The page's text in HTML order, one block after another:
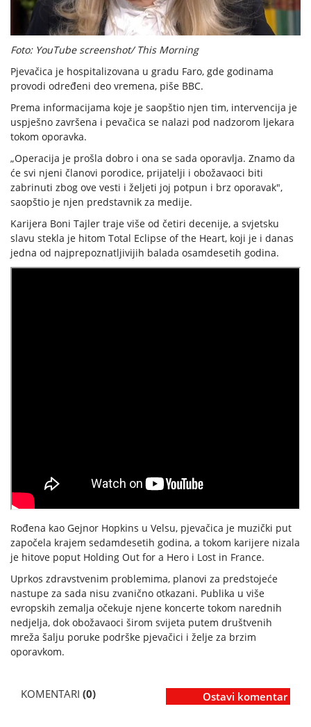
Foto: YouTube screenshot/ This Morning
Pjevačica je hospitalizovana u gradu Faro, gde godinama
provodi određeni deo vremena, piše BBC.
Prema informacijama koje je saopštio njen tim, intervencija je
uspješno završena i pevačica se nalazi pod nadzorom ljekara
tokom oporavka.
„Operacija je prošla dobro i ona se sada oporavlja. Znamo da
će svi njeni članovi porodice, prijatelji i obožavaoci biti
zabrinuti zbog ove vesti i željeti joj potpun i brz oporavak",
saopštio je njen predstavnik za medije.
Karijera Boni Tajler traje više od četiri decenije, a svjetsku
slavu stekla je hitom Total Eclipse of the Heart, koji je i danas
jedna od najprepoznatljivijih balada osamdesetih godina.
Rođena kao Gejnor Hopkins u Velsu, pjevačica je muzički put
započela krajem sedamdesetih godina, a tokom karijere nizala
je hitove poput Holding Out for a Hero i Lost in France.
Uprkos zdravstvenim problemima, planovi za predstojeće
nastupe za sada nisu zvanično otkazani. Publika u više
evropskih zemalja očekuje njene koncerte tokom narednih
nedjelja, dok obožavaoci širom svijeta putem društvenih
mreža šalju poruke podrške pjevačici i želje za brzim
oporavkom.
KOMENTARI (0) Ostavi komentar